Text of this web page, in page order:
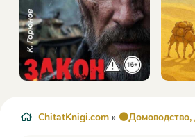
ChitatKnigi.com »